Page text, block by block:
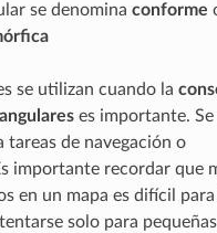
se denomina conforme
se utilizan cuando la
es importante.
tareas de navegación o
importante recordar que
en un mapa es difícil para
solo para